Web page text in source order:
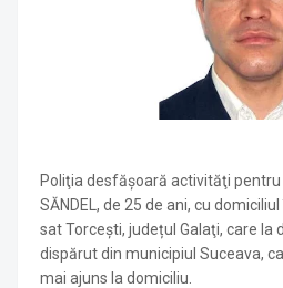
Poliţia desfăşoară activităţi pentru
SĂNDEL, de 25 de ani, cu
sat Torceşti, județul Galaţi, care la
dispărut din municipiul Suceava,
mai ajuns la domiciliu.